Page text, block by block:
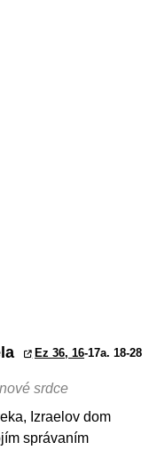
Ez 36, 16-17a. 18-28
srdce
Izraelov dom
správaním